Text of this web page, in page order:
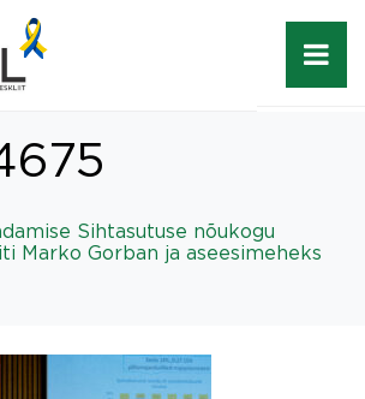
Sihtasutuse nõukogu
Marko Gorban ja aseesimeheks